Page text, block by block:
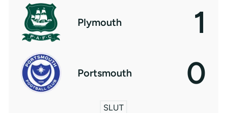
Plymouth 1
Portsmouth 0
SLUT